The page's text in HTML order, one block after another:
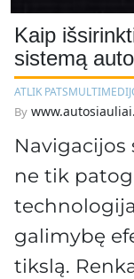
Kaip
sistemą
ATLIK PATS
By
ne tik
galimybę
tikslą.